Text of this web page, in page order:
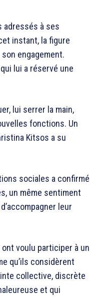
adressés à ses
instant, la figure
engagement.
lui a réservé une
lui serrer la main,
fonctions. Un
Kitsos a su
sociales a confirmé
un même sentiment
leur
voulu participer à un
qu’ils considèrent
collective, discrète
et qui